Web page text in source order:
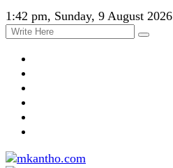
1:42 pm, Sunday, 9 August 2026